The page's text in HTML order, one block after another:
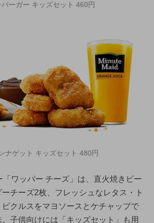
ーガー キッズセット 460円
ナゲット キッズセット 480円
「ワッパー チーズ」は、直火焼きビー
チーズ2枚、フレッシュなレタス・ト
クルスをマヨソースとケチャップで
子供向けには「キッズセット」も用